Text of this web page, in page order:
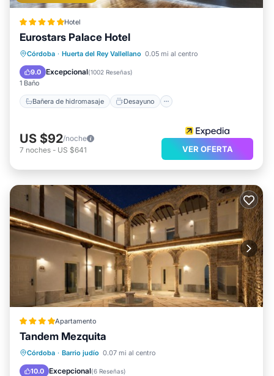
Hotel
Eurostars Palace Hotel
Córdoba · Huerta del Rey Vallellano 0.05 mi al centro
9.0 Excepcional(1002 Reseñas)
1 Baño
Bañera de hidromasaje Desayuno
Bañera de hidromasaje
Desayuno
Aparcamiento
Piscina
US $92/noche
7 noches - US $641 VER OFERTA
Apartamento
Tandem Mezquita
Córdoba · Barrio judío 0.07 mi al centro
10.0 Excepcional(6 Reseñas)
Estación de carga para vehículos eléctricos
Aparcamiento
Aire acondicionado
Internet